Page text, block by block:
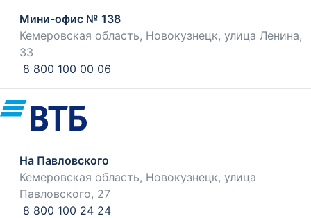
Мини-офис № 138
Кемеровская область, Новокузнецк, улица Ленина,
33
8 800 100 00 06
На Павловского
Кемеровская область, Новокузнецк, улица
Павловского, 27
8 800 100 24 24